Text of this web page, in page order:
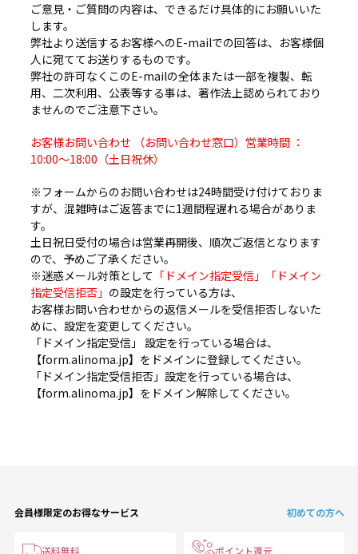
ご意見・ご質問の内容は、できるだけ具体的にお願いいた
します。
弊社より送信するお客様へのE-mailでの回答は、お客様個
人に宛ててお送りするものです。
弊社の許可なくこのE-mailの全体または一部を複製、転
用、二次利用、公表等する事は、著作法上認められており
ませんのでご注意下さい。
お客様お問い合わせ （お問い合わせ窓口）営業時間 ：
10:00～18:00（土日祝休）
※フォームからのお問い合わせは24時間受け付けておりま
すが、混雑時はご返答までに1週間程遅れる場合がありま
す。
土日祝日受付の場合は営業再開後、順次ご返信となります
ので、予めご了承ください。
※迷惑メール対策として 「ドメイン指定受信」「ドメイン
指定受信拒否」 の設定を行っている方は、
お客様お問い合わせからの返信メールを受信拒否しないた
めに、設定を変更してください。
「ドメイン指定受信」 設定を行っている場合は、
【form.alinoma.jp】をドメインに登録してください。
「ドメイン指定受信拒否」設定を行っている場合は、
【form.alinoma.jp】をドメイン解除してください。
会員様限定のお得なサービス 初めての方へ
送料無料 ポイント還元